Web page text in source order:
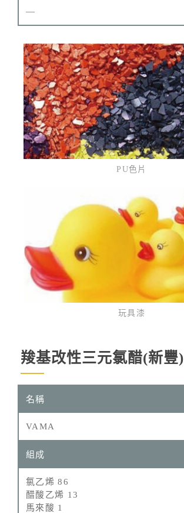
—
PU色片
玩具漆
羧基改性三元氯醋(新豐)
VAMA
氯乙烯 86
醋酸乙烯 13
馬來酸 1